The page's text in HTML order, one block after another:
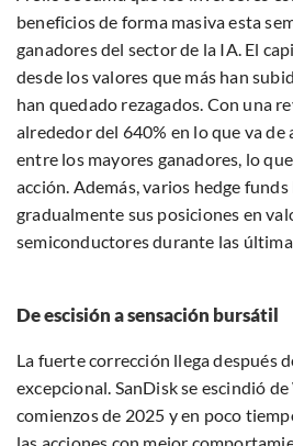
beneficios de forma masiva esta
ganadores del sector de la IA. El
desde los valores que más han
han quedado rezagados. Con una
alrededor del 640% en lo que va de
entre los mayores ganadores, lo
acción. Además, varios hedge
gradualmente sus posiciones en
semiconductores durante las
De escisión a sensación bursátil
La fuerte corrección llega después
excepcional. SanDisk se escindió
comienzos de 2025 y en poco
las acciones con mejor